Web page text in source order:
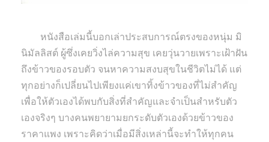
หนังสือเล่มนี้บอกเล่าประสบการณ์ตรงของหนุ่ม มิ
นิมัลลิสต์ ผู้ซึ่งเคยวิ่งไล่ความสุข เคยวุ่นวายเพราะเฝ้าฝัน
ถึงข้าวของรอบตัว จนหาความสงบสุขในชีวิตไม่ได้ แต่
ทุกอย่างก็เปลี่ยนไปเพียงแค่เขาทิ้งข้าวของที่ไม่สำคัญ
เพื่อให้ตัวเองได้พบกับสิ่งที่สำคัญและจำเป็นสำหรับตัว
เองจริงๆ บางคนพยายามยกระดับตัวเองด้วยข้าวของ
ราคาแพง เพราะคิดว่าเมื่อมีสิ่งเหล่านี้จะทำให้ทุกคน